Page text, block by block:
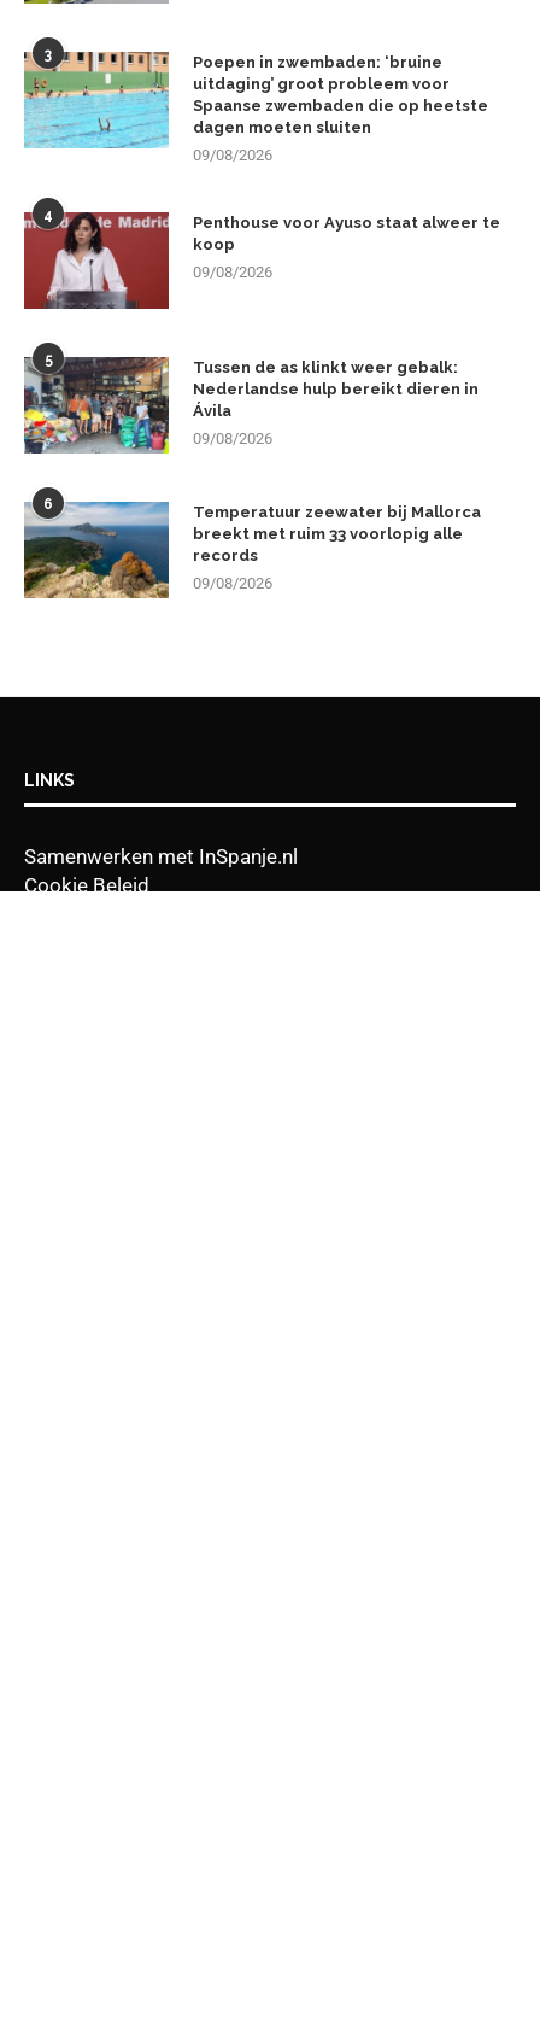
3
Poepen in zwembaden: ‘bruine
uitdaging’ groot probleem voor
Spaanse zwembaden die op heetste
dagen moeten sluiten
09/08/2026
4
Penthouse voor Ayuso staat alweer te
koop
09/08/2026
5
Tussen de as klinkt weer gebalk:
Nederlandse hulp bereikt dieren in
Ávila
09/08/2026
6
Temperatuur zeewater bij Mallorca
breekt met ruim 33 voorlopig alle
records
09/08/2026
LINKS
Samenwerken met InSpanje.nl
Cookie Beleid